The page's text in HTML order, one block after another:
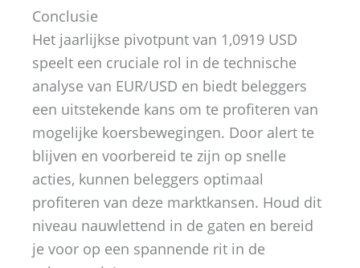
Conclusie
Het jaarlijkse pivotpunt van 1,0919 USD
speelt een cruciale rol in de technische
analyse van EUR/USD en biedt beleggers
een uitstekende kans om te profiteren van
mogelijke koersbewegingen. Door alert te
blijven en voorbereid te zijn op snelle
acties, kunnen beleggers optimaal
profiteren van deze marktkansen. Houd dit
niveau nauwlettend in de gaten en bereid
je voor op een spannende rit in de